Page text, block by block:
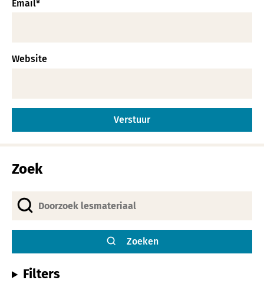
Email*
Website
Zoek
Zoeken
Filters